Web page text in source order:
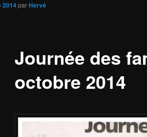
Journée des
octobre 2014
2014parHervé